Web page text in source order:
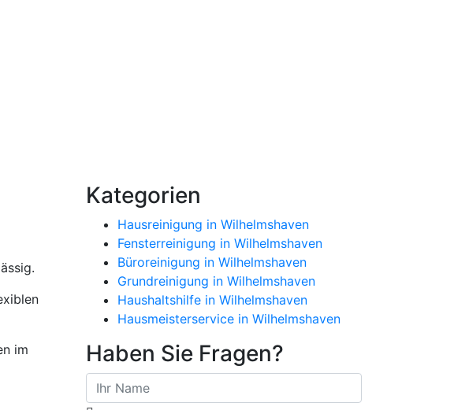
im
Kategorien
Hausreinigung in Wilhelmshaven
Fensterreinigung in Wilhelmshaven
Büroreinigung in Wilhelmshaven
Grundreinigung in Wilhelmshaven
Haushaltshilfe in Wilhelmshaven
Hausmeisterservice in Wilhelmshaven
Haben Sie Fragen?